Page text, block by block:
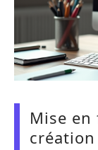
Mise